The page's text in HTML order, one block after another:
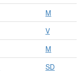
M
V
M
SD